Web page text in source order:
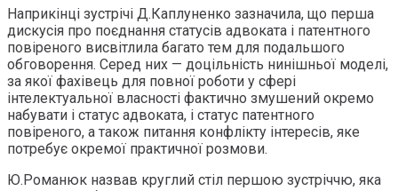
Наприкінці зустрічі Д.Каплуненко зазначила, що перша
дискусія про поєднання статусів адвоката і патентного
повіреного висвітлила багато тем для подальшого
обговорення. Серед них — доцільність нинішньої моделі,
за якої фахівець для повної роботи у сфері
інтелектуальної власності фактично змушений окремо
набувати і статус адвоката, і статус патентного
повіреного, а також питання конфлікту інтересів, яке
потребує окремої практичної розмови.
Ю.Романюк назвав круглий стіл першою зустріччю, яка